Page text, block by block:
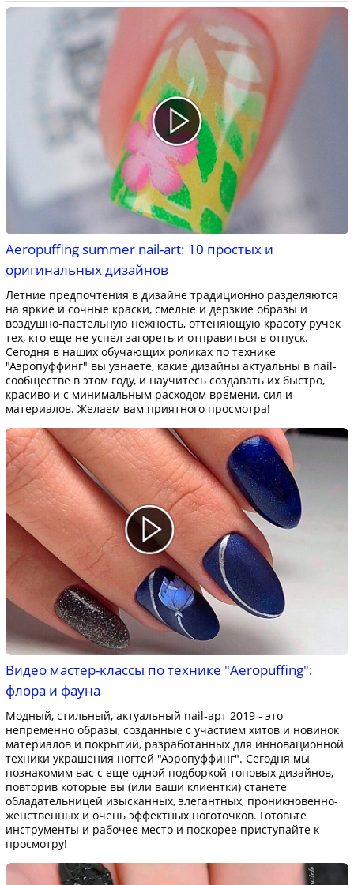
Aeropuffing summer nail-art: 10 простых и
оригинальных дизайнов
Летние предпочтения в дизайне традиционно разделяются
на яркие и сочные краски, смелые и дерзкие образы и
воздушно-пастельную нежность, оттеняющую красоту ручек
тех, кто еще не успел загореть и отправиться в отпуск.
Сегодня в наших обучающих роликах по технике
"Аэропуффинг" вы узнаете, какие дизайны актуальны в nail-
сообществе в этом году, и научитесь создавать их быстро,
красиво и с минимальным расходом времени, сил и
материалов. Желаем вам приятного просмотра!
Видео мастер-классы по технике "Aeropuffing":
флора и фауна
Модный, стильный, актуальный nail-арт 2019 - это
непременно образы, созданные с участием хитов и новинок
материалов и покрытий, разработанных для инновационной
техники украшения ногтей "Аэропуффинг". Сегодня мы
познакомим вас с еще одной подборкой топовых дизайнов,
повторив которые вы (или ваши клиентки) станете
обладательницей изысканных, элегантных, проникновенно-
женственных и очень эффектных ноготочков. Готовьте
инструменты и рабочее место и поскорее приступайте к
просмотру!